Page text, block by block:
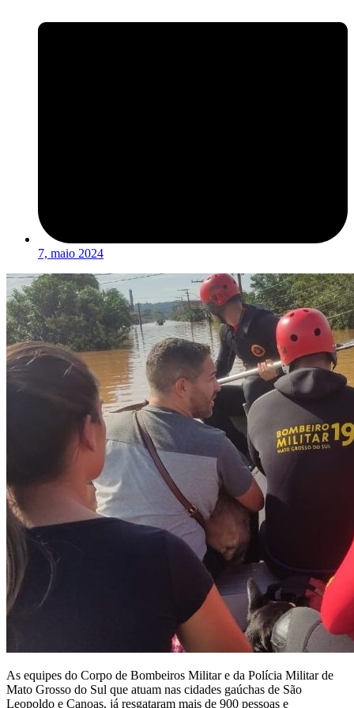
7, maio 2024
As equipes do Corpo de Bombeiros Militar e da Polícia Militar de
Mato Grosso do Sul que atuam nas cidades gaúchas de São
Leopoldo e Canoas, já resgataram mais de 900 pessoas e